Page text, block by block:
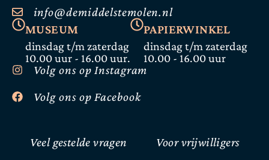
info@demiddelstemolen.nl
Volg ons op Instagram
Volg ons op Facebook
MUSEUM
dinsdag t/m zaterdag
10.00 uur - 16.00 uur.
PAPIERWINKEL
dinsdag t/m zaterdag
10.00 - 16.00 uur
Veel gestelde vragen Voor vrijwilligers